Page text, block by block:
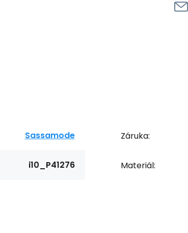
Sassamode
i10_P41276
Záruka:
Materiál: